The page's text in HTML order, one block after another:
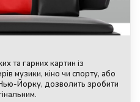
та гарних картин із
музики, кіно чи спорту, або
Йорку, дозволить зробити